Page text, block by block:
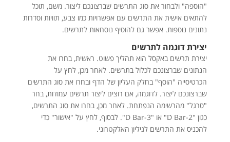
"הוספה" ולבחור את סוג התרשים שברצונכם ליצור. משם, תוכל
להתאים אישית את התרשים עם אפשרויות כמו צבע, תוויות וסדרות
נתונים נוספות. אפשר גם להוסיף נוסחאות לתרשים.
יצירת דוגמה לתרשים
יצירת תרשים באקסל הוא תהליך פשוט. ראשית, בחרו את
הנתונים שברצונכם לכלול בתרשים. לאחר מכן, לחץ על
הכרטיסייה "הוסף" בחלק העליון של הדף ובחרו את סוג התרשים
שברצונכם ליצור. לדוגמה, אם רוצים ליצור תרשים עמודות, בחר
"סרגל" מהרשימה הנפתחת. לאחר מכן, בחרו את סוג התרשים,
כגון "2-D Bar" או "3-D Bar". לבסוף, לחץ על "אישור" כדי
להכניס את התרשים לגיליון האלקטרוני.